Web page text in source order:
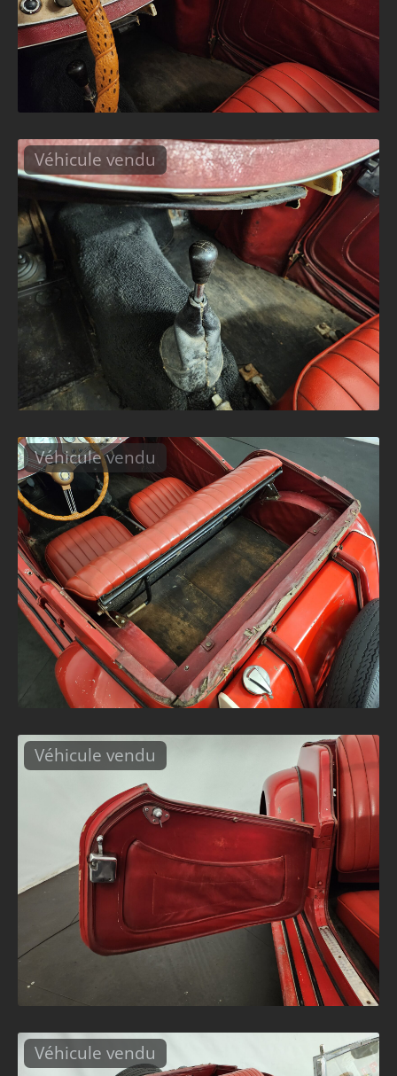
Véhicule vendu
Véhicule vendu
Véhicule vendu
Véhicule vendu